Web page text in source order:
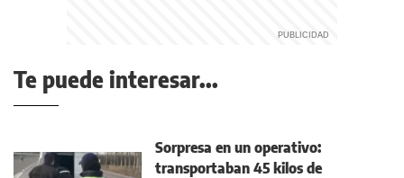
Te puede interesar...
Sorpresa en un operativo:
transportaban 45 kilos de